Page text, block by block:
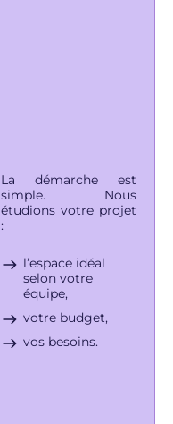
La démarche est
simple. Nous
étudions votre projet
:
l’espace idéal
selon votre
équipe,
votre budget,
vos besoins.